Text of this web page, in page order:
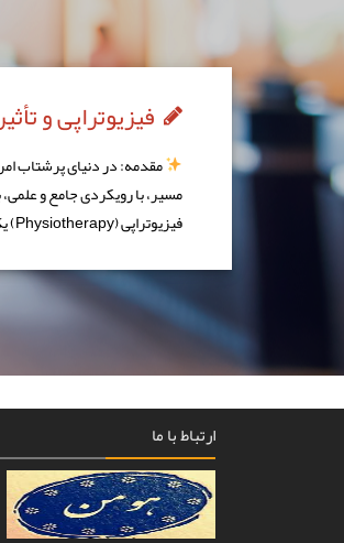
فیزیوتراپی و
مقدمه: در دنیای پرشتاب
مسیر، با رویکردی جامع و
فیزیوتراپی (Physiotherapy) یک حرفه تخصصی در مراقبت‌های […]
ارتباط با ما